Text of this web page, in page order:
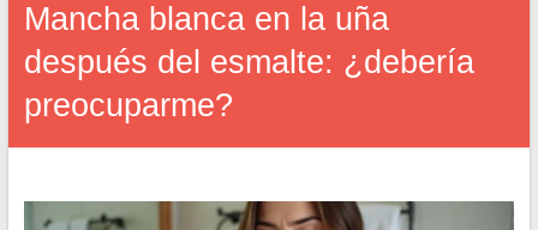
Mancha blanca en la uña
después del esmalte: ¿debería
preocuparme?